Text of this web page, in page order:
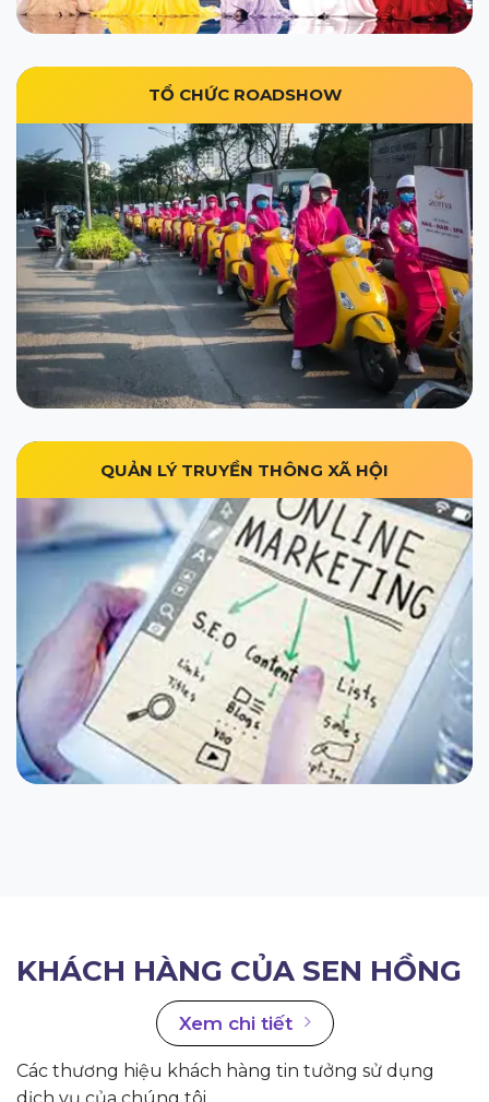
TỔ CHỨC ROADSHOW
QUẢN LÝ TRUYỀN THÔNG XÃ HỘI
KHÁCH HÀNG CỦA SEN HỒNG
Xem chi tiết
Các thương hiệu khách hàng tin tưởng sử dụng
dịch vụ của chúng tôi